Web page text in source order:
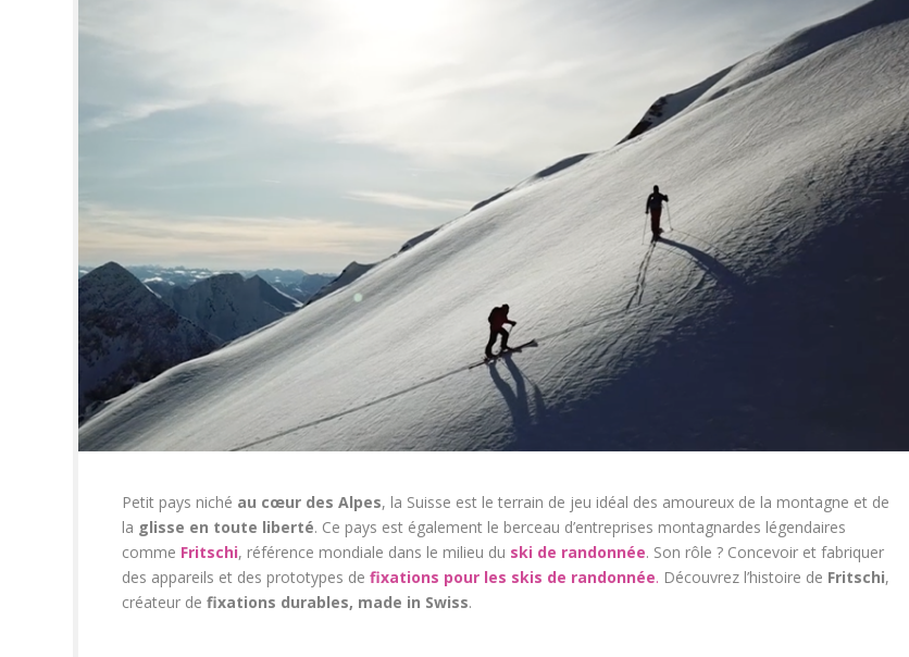
Petit pays niché au cœur des Alpes, la Suisse est le terrain de jeu idéal des amoureux de la montagne et de
la glisse en toute liberté. Ce pays est également le berceau d’entreprises montagnardes légendaires
comme Fritschi, référence mondiale dans le milieu du ski de randonnée. Son rôle ? Concevoir et fabriquer
des appareils et des prototypes de fixations pour les skis de randonnée. Découvrez l’histoire de Fritschi,
créateur de fixations durables, made in Swiss.